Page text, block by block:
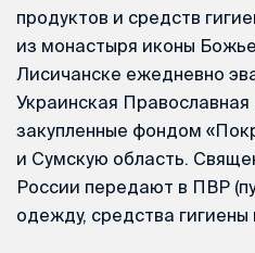
продуктов и средств
из монастыря иконы
Лисичанске ежедневно
Украинская
закупленные фондом
и Сумскую область.
России передают в ПВР
одежду, средства